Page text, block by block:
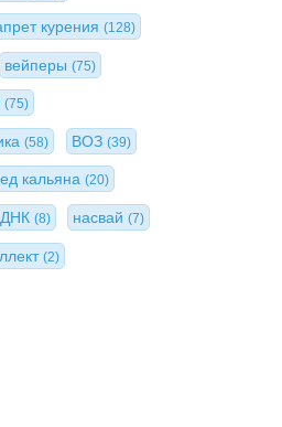
курения (128)
вейперы (75)
(75)
(58) ВОЗ (39)
кальяна (20)
ДНК (8) насвай(7)
(2)